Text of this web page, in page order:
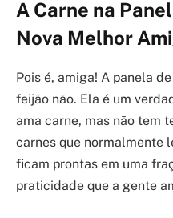
A Carne na
Nova Melhor
Pois é, amiga! A panela
feijão não. Ela é um
ama carne, mas não tem
carnes que normalmente
ficam prontas em uma
praticidade que a gente